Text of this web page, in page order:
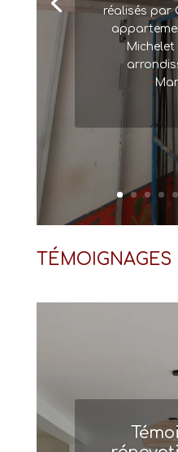
réalisés par
TÉMOIGNAGES